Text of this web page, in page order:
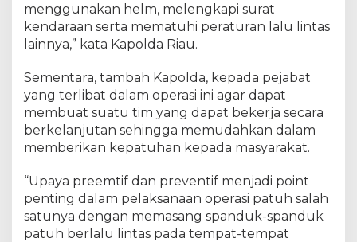
menggunakan helm, melengkapi surat
kendaraan serta mematuhi peraturan lalu lintas
lainnya,” kata Kapolda Riau.
Sementara, tambah Kapolda, kepada pejabat
yang terlibat dalam operasi ini agar dapat
membuat suatu tim yang dapat bekerja secara
berkelanjutan sehingga memudahkan dalam
memberikan kepatuhan kepada masyarakat.
“Upaya preemtif dan preventif menjadi point
penting dalam pelaksanaan operasi patuh salah
satunya dengan memasang spanduk-spanduk
patuh berlalu lintas pada tempat-tempat